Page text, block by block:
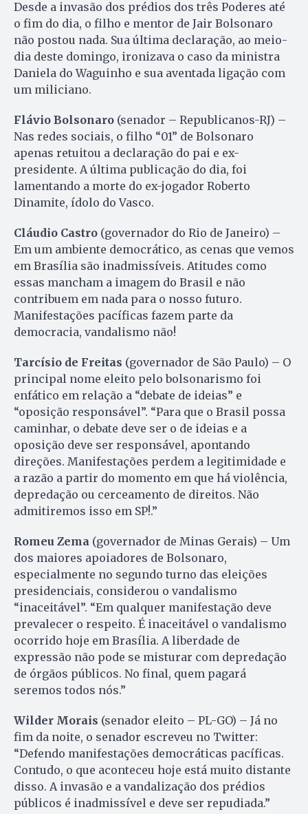
Desde a invasão dos prédios dos três Poderes até
o fim do dia, o filho e mentor de Jair Bolsonaro
não postou nada. Sua última declaração, ao meio-
dia deste domingo, ironizava o caso da ministra
Daniela do Waguinho e sua aventada ligação com
um miliciano.
Flávio Bolsonaro (senador – Republicanos-RJ) –
Nas redes sociais, o filho “01” de Bolsonaro
apenas retuitou a declaração do pai e ex-
presidente. A última publicação do dia, foi
lamentando a morte do ex-jogador Roberto
Dinamite, ídolo do Vasco.
Cláudio Castro (governador do Rio de Janeiro) –
Em um ambiente democrático, as cenas que vemos
em Brasília são inadmissíveis. Atitudes como
essas mancham a imagem do Brasil e não
contribuem em nada para o nosso futuro.
Manifestações pacíficas fazem parte da
democracia, vandalismo não!
Tarcísio de Freitas (governador de São Paulo) – O
principal nome eleito pelo bolsonarismo foi
enfático em relação a “debate de ideias” e
“oposição responsável”. “Para que o Brasil possa
caminhar, o debate deve ser o de ideias e a
oposição deve ser responsável, apontando
direções. Manifestações perdem a legitimidade e
a razão a partir do momento em que há violência,
depredação ou cerceamento de direitos. Não
admitiremos isso em SP!.”
Romeu Zema (governador de Minas Gerais) – Um
dos maiores apoiadores de Bolsonaro,
especialmente no segundo turno das eleições
presidenciais, considerou o vandalismo
“inaceitável”. “Em qualquer manifestação deve
prevalecer o respeito. É inaceitável o vandalismo
ocorrido hoje em Brasília. A liberdade de
expressão não pode se misturar com depredação
de órgãos públicos. No final, quem pagará
seremos todos nós.”
Wilder Morais (senador eleito – PL-GO) – Já no
fim da noite, o senador escreveu no Twitter:
“Defendo manifestações democráticas pacíficas.
Contudo, o que aconteceu hoje está muito distante
disso. A invasão e a vandalização dos prédios
públicos é inadmissível e deve ser repudiada.”